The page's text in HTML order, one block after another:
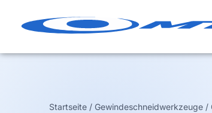
Inhalt
Startseite / Gewindeschneidwerkzeuge /